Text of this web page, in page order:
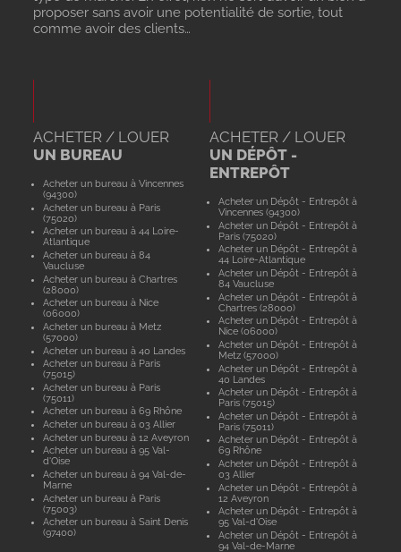
proposer sans avoir une potentialité de sortie, tout
comme avoir des clients…
ACHETER / LOUER
UN BUREAU
Acheter un bureau à Vincennes
(94300)
Acheter un bureau à Paris
(75020)
Acheter un bureau à 44 Loire-
Atlantique
Acheter un bureau à 84
Vaucluse
Acheter un bureau à Chartres
(28000)
Acheter un bureau à Nice
(06000)
Acheter un bureau à Metz
(57000)
Acheter un bureau à 40 Landes
Acheter un bureau à Paris
(75015)
Acheter un bureau à Paris
(75011)
Acheter un bureau à 69 Rhône
Acheter un bureau à 03 Allier
Acheter un bureau à 12 Aveyron
Acheter un bureau à 95 Val-
d'Oise
Acheter un bureau à 94 Val-de-
Marne
Acheter un bureau à Paris
(75003)
Acheter un bureau à Saint Denis
(97400)
ACHETER / LOUER
UN DÉPÔT -
ENTREPÔT
Acheter un Dépôt - Entrepôt à
Vincennes (94300)
Acheter un Dépôt - Entrepôt à
Paris (75020)
Acheter un Dépôt - Entrepôt à
44 Loire-Atlantique
Acheter un Dépôt - Entrepôt à
84 Vaucluse
Acheter un Dépôt - Entrepôt à
Chartres (28000)
Acheter un Dépôt - Entrepôt à
Nice (06000)
Acheter un Dépôt - Entrepôt à
Metz (57000)
Acheter un Dépôt - Entrepôt à
40 Landes
Acheter un Dépôt - Entrepôt à
Paris (75015)
Acheter un Dépôt - Entrepôt à
Paris (75011)
Acheter un Dépôt - Entrepôt à
69 Rhône
Acheter un Dépôt - Entrepôt à
03 Allier
Acheter un Dépôt - Entrepôt à
12 Aveyron
Acheter un Dépôt - Entrepôt à
95 Val-d'Oise
Acheter un Dépôt - Entrepôt à
94 Val-de-Marne